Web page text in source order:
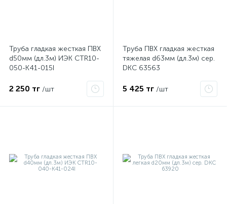
Труба гладкая жесткая ПВХ
d50мм (дл.3м) ИЭК CTR10-
050-K41-015I
2 250 тг /шт
Труба ПВХ гладкая жесткая
тяжелая d63мм (дл.3м) сер.
DKC 63563
5 425 тг /шт